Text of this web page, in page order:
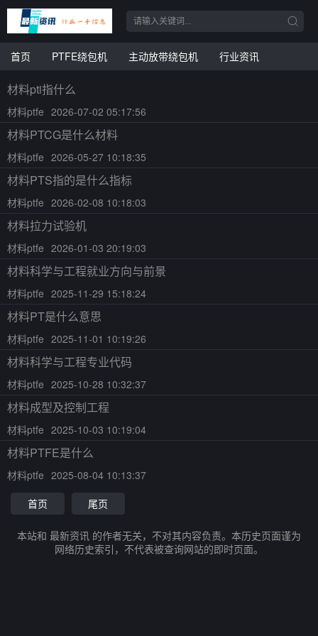
首页 PTFE绕包机 主动放带绕包机 行业资讯
材料pti指什么
材料ptfe 2026-07-02 05:17:56
材料PTCG是什么材料
材料ptfe 2026-05-27 10:18:35
材料PTS指的是什么指标
材料ptfe 2026-02-08 10:18:03
材料拉力试验机
材料ptfe 2026-01-03 20:19:03
材料科学与工程就业方向与前景
材料ptfe 2025-11-29 15:18:24
材料PT是什么意思
材料ptfe 2025-11-01 10:19:26
材料科学与工程专业代码
材料ptfe 2025-10-28 10:32:37
材料成型及控制工程
材料ptfe 2025-10-03 10:19:04
材料PTFE是什么
材料ptfe 2025-08-04 10:13:37
首页
尾页
本站和 最新资讯 的作者无关，不对其内容负责。本历史页面谨为
网络历史索引，不代表被查询网站的即时页面。